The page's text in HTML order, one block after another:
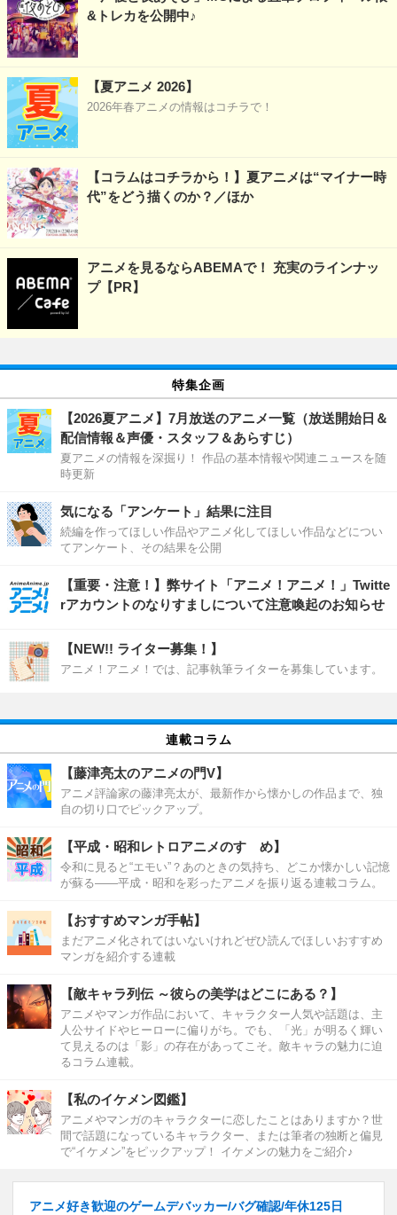
&トレカを公開中♪
【夏アニメ 2026】
2026年春アニメの情報はコチラで！
【コラムはコチラから！】夏アニメは“マイナー時
代”をどう描くのか？／ほか
アニメを見るならABEMAで！ 充実のラインナッ
プ【PR】
特集企画
【2026夏アニメ】7月放送のアニメ一覧（放送開始日＆
配信情報＆声優・スタッフ＆あらすじ）
夏アニメの情報を深掘り！ 作品の基本情報や関連ニュースを随
時更新
気になる「アンケート」結果に注目
続編を作ってほしい作品やアニメ化してほしい作品などについ
てアンケート、その結果を公開
【重要・注意！】弊サイト「アニメ！アニメ！」Twitte
rアカウントのなりすましについて注意喚起のお知らせ
【NEW!! ライター募集！】
アニメ！アニメ！では、記事執筆ライターを募集しています。
連載コラム
【藤津亮太のアニメの門V】
アニメ評論家の藤津亮太が、最新作から懐かしの作品まで、独
自の切り口でピックアップ。
【平成・昭和レトロアニメのすゝめ】
令和に見ると“エモい”？あのときの気持ち、どこか懐かしい記憶
が蘇る――平成・昭和を彩ったアニメを振り返る連載コラム。
【おすすめマンガ手帖】
まだアニメ化されてはいないけれどぜひ読んでほしいおすすめ
マンガを紹介する連載
【敵キャラ列伝 ～彼らの美学はどこにある？】
アニメやマンガ作品において、キャラクター人気や話題は、主
人公サイドやヒーローに偏りがち。でも、「光」が明るく輝い
て見えるのは「影」の存在があってこそ。敵キャラの魅力に迫
るコラム連載。
【私のイケメン図鑑】
アニメやマンガのキャラクターに恋したことはありますか？世
間で話題になっているキャラクター、または筆者の独断と偏見
で“イケメン”をピックアップ！ イケメンの魅力をご紹介♪
アニメ好き歓迎のゲームデバッカー/バグ確認/年休125日